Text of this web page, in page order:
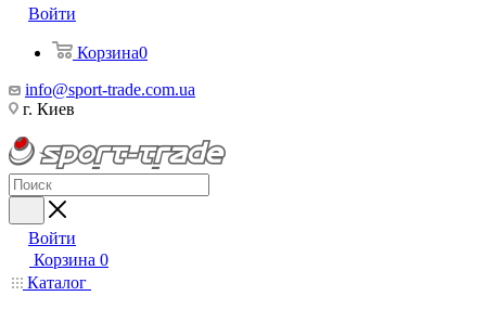
Войти
Корзина0
info@sport-trade.com.ua
г. Киев
Войти
Корзина 0
Каталог